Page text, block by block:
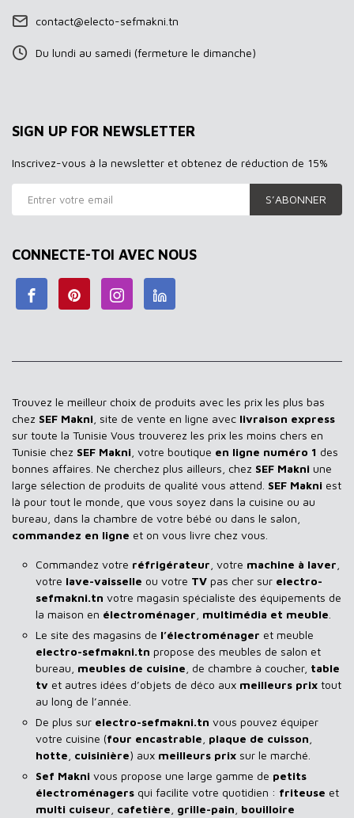
contact@electo-sefmakni.tn
Du lundi au samedi (fermeture le dimanche)
SIGN UP FOR NEWSLETTER
Inscrivez-vous à la newsletter et obtenez de réduction de 15%
S’ABONNER
CONNECTE-TOI AVEC NOUS
Trouvez le meilleur choix de produits avec les prix les plus bas
chez SEF Makni , site de vente en ligne avec livraison express
sur toute la Tunisie Vous trouverez les prix les moins chers en
Tunisie chez SEF Makni , votre boutique en ligne numéro 1 des
bonnes affaires. Ne cherchez plus ailleurs, chez SEF Makni une
large sélection de produits de qualité vous attend. SEF Makni est
là pour tout le monde, que vous soyez dans la cuisine ou au
bureau, dans la chambre de votre bébé ou dans le salon,
commandez en ligne et on vous livre chez vous.
Commandez votre réfrigérateur , votre machine à laver
votre lave-vaisselle ou votre TV pas cher sur electro-
sefmakni.tn votre magasin spécialiste des équipements de
la maison en électroménager multimédia et meuble
Le site des magasins de l’électroménager et meuble
electro-sefmakni.tn propose des meubles de salon et
bureau, meubles de cuisine , de chambre à coucher, table
tv et autres idées d’objets de déco aux meilleurs prix tout
au long de l’année.
De plus sur electro-sefmakni.tn vous pouvez équiper
votre cuisine (four encastrable plaque de cuisson
hotte cuisinière) aux meilleurs prix sur le marché.
Sef Makni vous propose une large gamme de petits
électroménagers qui facilite votre quotidien : friteuse et
multi cuiseur cafetière grille-pain bouilloire